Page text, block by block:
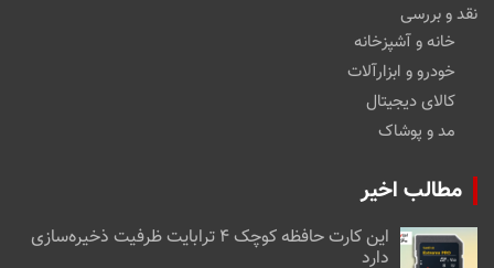
نقد و بررسی
خانه و آشپزخانه
خودرو و ابزارآلات
کالای دیجیتال
مد و پوشاک
مطالب اخیر
این کارت حافظه کوچک ۴ ترابایت ظرفیت ذخیره‌سازی
دارد